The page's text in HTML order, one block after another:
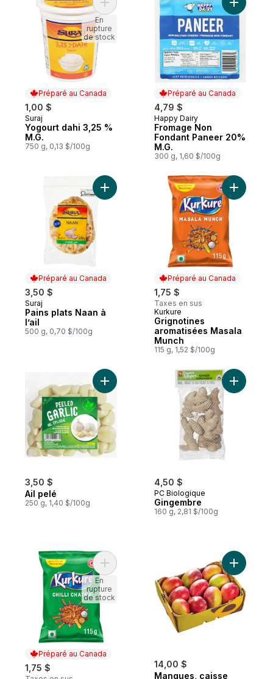
Préparé au Canada
1,00 $
Préparé au Canada
Suraj
Yogourt dahi 3,25 %
M.G.
750 g, 0,13 $/100g
Ajouter Yogourt dahi 3,25 % M.G. au
En
rupture
de stock
Préparé au Canada
4,79 $
Préparé au Canada
Happy Dairy
Fromage Non
Fondant Paneer 20%
M.G.
300 g, 1,60 $/100g
Ajouter
Préparé au Canada
3,50 $
Préparé au Canada
Suraj
Pains plats Naan à
l’ail
500 g, 0,70 $/100g
Ajouter Pains plats Naan à l’ail au panier
Préparé au Canada
1,75 $
Taxes en sus
Préparé au Canada
Kurkure
Grignotines
aromatisées Masala
Munch
115 g, 1,52 $/100g
Ajouter
3,50 $
Ail pelé
250 g, 1,40 $/100g
Ajouter Ail pelé au panier
4,50 $
PC Biologique
Gingembre
160 g, 2,81 $/100g
Ajouter
Préparé au Canada
1,75 $
Ajouter Grignotines aromatisées Chilli
En
rupture
de stock
14,00 $
Mangues, caisse
Ajouter